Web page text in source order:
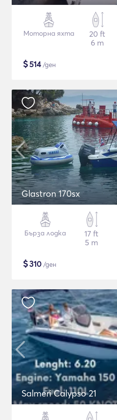
Моторна яхта
20 ft
6 m
$514/ден
Glastron 170sx
Бърза лодка
17 ft
5 m
$310 /ден
Salmeri Calypso 21